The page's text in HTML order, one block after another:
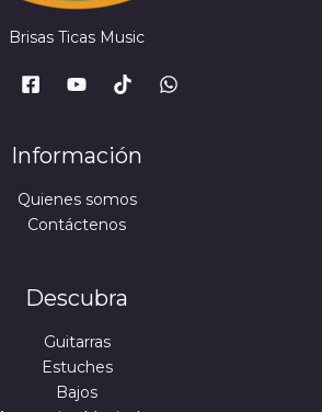
Brisas Ticas Music
Información
Quienes somos
Contáctenos
Descubra
Guitarras
Estuches
Bajos